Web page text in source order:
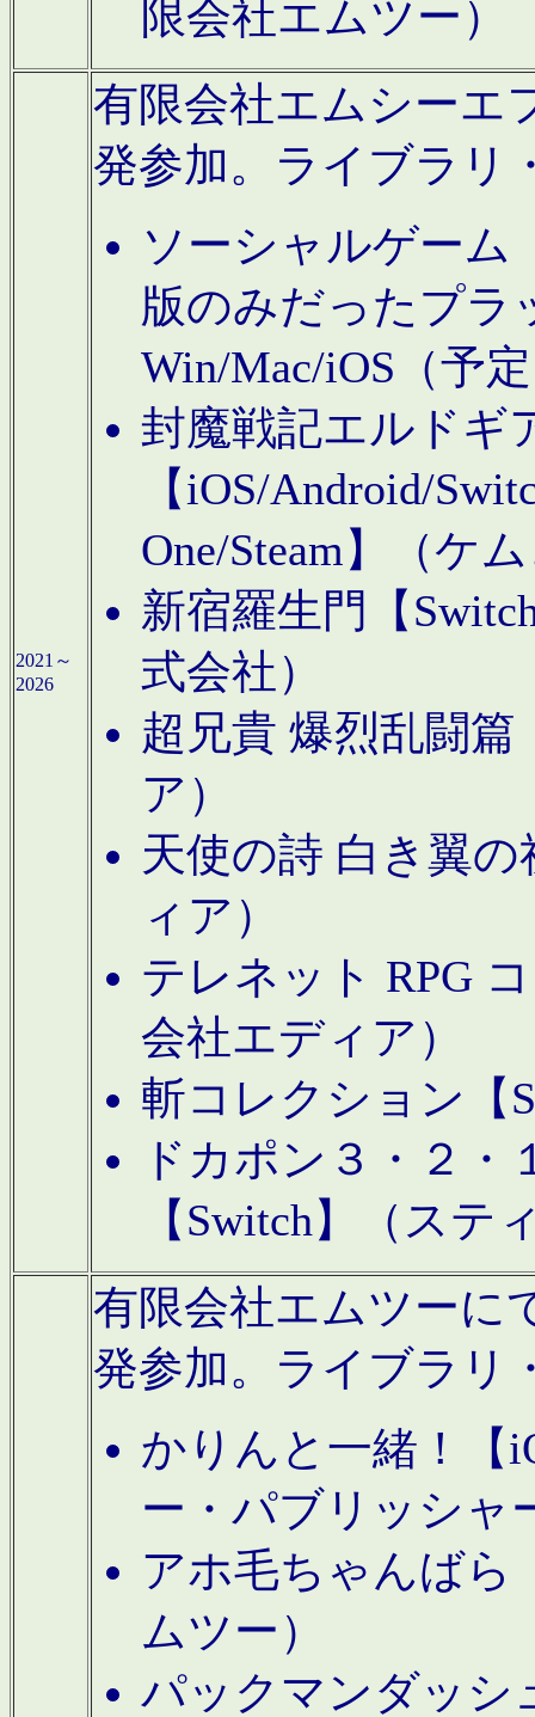
限会社エムツー）
2021～
2026
有限会社エムシーエ
発参加。ライブラリ
ソーシャルゲーム
版のみだったプラ
Win/Mac/iOS（予
封魔戦記エルドギ
【iOS/Android/
One/Steam】（ケ
新宿羅生門【
式会社）
超兄貴 爆烈乱闘篇
ア）
天使の詩 白き翼
ィア）
テレネット RPG
会社エディア）
斬コレクション【
ドカポン３・２
【Switch】（ステ
有限会社エムツーに
発参加。ライブラリ
かりんと一緒！【
ー・パブリッシャ
アホ毛ちゃんばら
ムツー）
パックマンダッシ